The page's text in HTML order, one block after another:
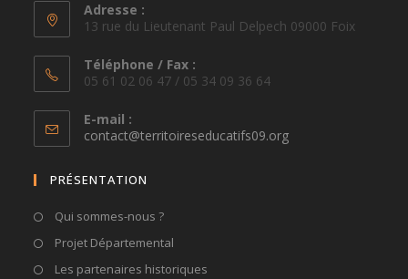
Adresse :
13 rue du Lieutenant Paul Delpech 09000 Foix
Téléphone / Fax :
05 61 02 06 47 / 05 34 09 36 64
E-mail :
contact@territoireseducatifs09.orgS’ouvre
PRÉSENTATION
Qui sommes-nous ?
Projet Départemental
Les partenaires historiques